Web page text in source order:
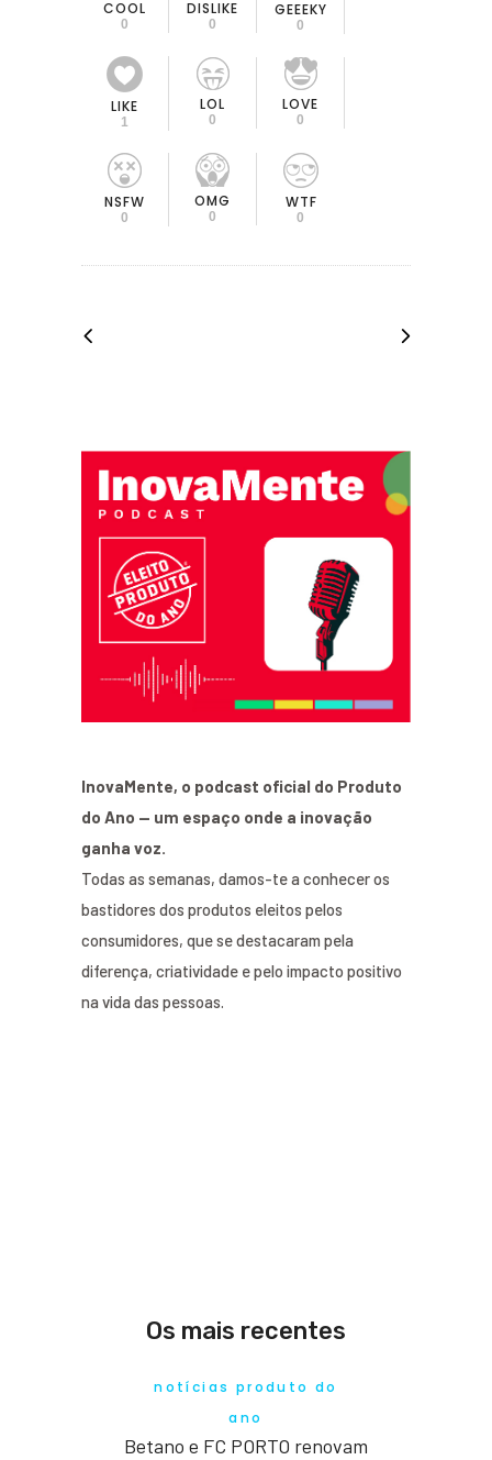
COOL
0
DISLIKE
0
GEEEKY
0
LIKE
1
LOL
0
LOVE
0
NSFW
0
OMG
0
WTF
0
InovaMente, o podcast oficial do Produto
do Ano — um espaço onde a inovação
ganha voz.
Todas as semanas, damos-te a conhecer os
bastidores dos produtos eleitos pelos
consumidores, que se destacaram pela
diferença, criatividade e pelo impacto positivo
na vida das pessoas.
Os mais recentes
notícias produto do
ano
Betano e FC PORTO renovam